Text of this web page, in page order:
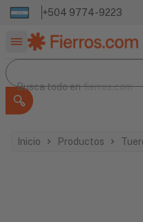
+504 9774-9223
Buscar productos
Busca todo en
Busca todo enfierros.com
Inicio Productos